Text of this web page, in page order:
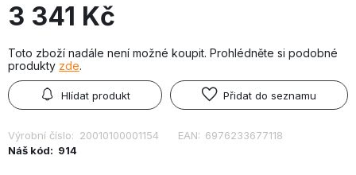
3 341 Kč
Toto zboží nadále není možné koupit. Prohlédněte si podobné
produkty zde.
Hlídat produkt Přidat do seznamu
Výrobní číslo: 20010100001154 EAN: 6976233677118
Náš kód: 914